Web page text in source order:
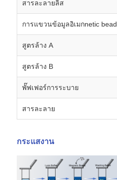
สารละลายลิส
การแขวนข้อมูลอิเมกnetic bead
สูตรล้าง A
สูตรล้าง B
พั๊ฟเฟอร์การระบาย
สารละลาย
กระแสงาน